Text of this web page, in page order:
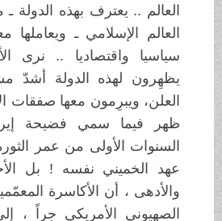
العالم .. يعترف بهذه الدولة ـ
العالم الإسلامي ـ ويعاملها
سياسيا واقتصاديا .. نرى
يظهِرون لهذه الدولة أشدّ
العلن، ويبرِمون معها صفقات
ظهر فيما سمي فضيحة
السنوات الأولى من عمر الثورة
عهد الخميني نفسه ! بل
والأدهى ، أن الأكاسرة
الصهيوني الأمريكي جراً ، إلى